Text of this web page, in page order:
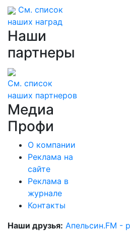
См. список
наших наград
Наши
партнеры
См. список
наших партнеров
Медиа
Профи
О компании
Реклама на
сайте
Реклама в
журнале
Контакты
Наши друзья: Апельсин.FM -